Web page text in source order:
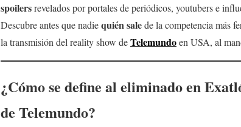
spoilersrevelados por portales de periódicos, youtubers e
Descubre antes que nadiequién salede la competencia más
la transmisión del reality show deTelemundoen USA, al
¿Cómo se define al eliminado en
de Telemundo?